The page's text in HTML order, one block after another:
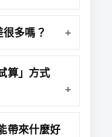
多嗎？
算」方式
帶來什麼好